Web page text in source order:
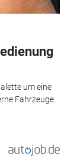
um eine
Fahrzeuge.